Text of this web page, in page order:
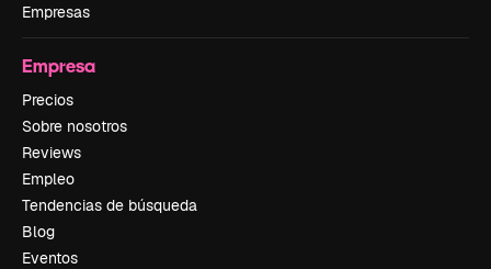
Empresas
Empresa
Precios
Sobre nosotros
Reviews
Empleo
Tendencias de búsqueda
Blog
Eventos